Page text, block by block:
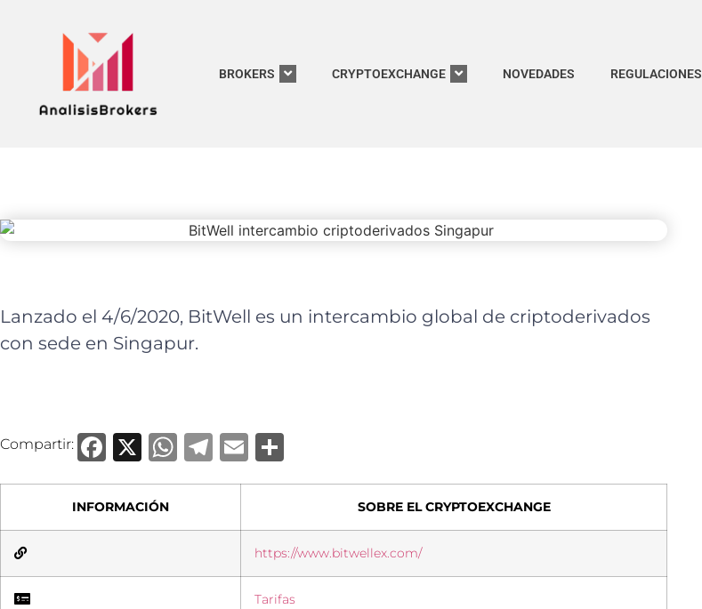
BROKERS CRYPTOEXCHANGE NOVEDADES REGULACIONES
Lanzado el 4/6/2020, BitWell es un intercambio global de criptoderivados
con sede en Singapur.
Compartir: Facebook
X WhatsApp
Telegram
Email
INFORMACIÓN SOBRE EL CRYPTOEXCHANGE
https://www.bitwellex.com/
Tarifas